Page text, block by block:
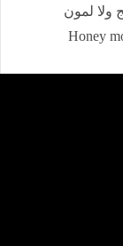
ولا لمون